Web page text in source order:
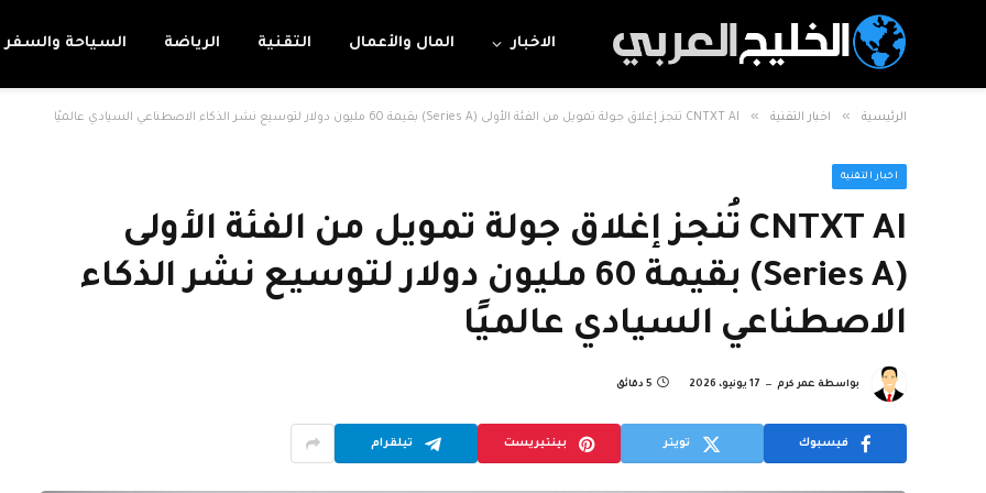
الاخبار المال والأعمال التقنية الرياضة السياحة والسفر
الرئيسية » اخبار التقنية » CNTXT AI تُنجز إغلاق جولة تمويل من الفئة الأولى (Series A) بقيمة 60 مليون دولار لتوسيع نشر الذكاء الاصطناعي السيادي عالميًا
اخبار التقنية
CNTXT AI تُنجز إغلاق جولة تمويل من الفئة الأولى
(Series A) بقيمة 60 مليون دولار لتوسيع نشر الذكاء
الاصطناعي السيادي عالميًا
بواسطة عمر كرم 17 يونيو، 2026 5 دقائق
فيسبوك تويتر بينتيريست تيلقرام